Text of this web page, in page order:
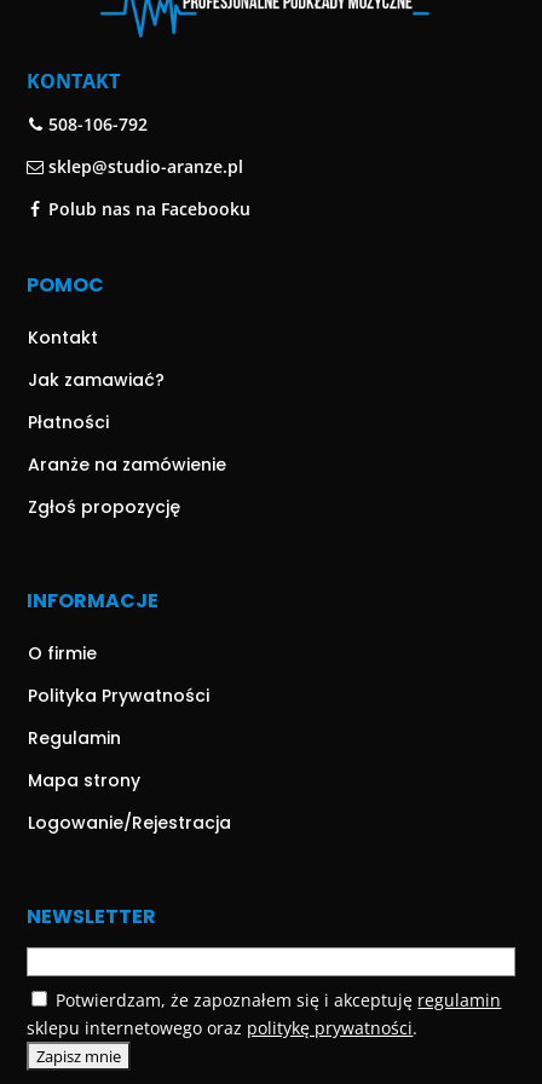
KONTAKT
508-106-792
sklep@studio-aranze.pl
Polub nas na Facebooku
POMOC
Kontakt
Jak zamawiać?
Płatności
Aranże na zamówienie
Zgłoś propozycję
INFORMACJE
O firmie
Polityka Prywatności
Regulamin
Mapa strony
Logowanie/Rejestracja
NEWSLETTER
Potwierdzam, że zapoznałem się i akceptuję regulamin
sklepu internetowego oraz politykę prywatności.